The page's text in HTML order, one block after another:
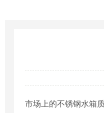
市场上的不锈钢水箱